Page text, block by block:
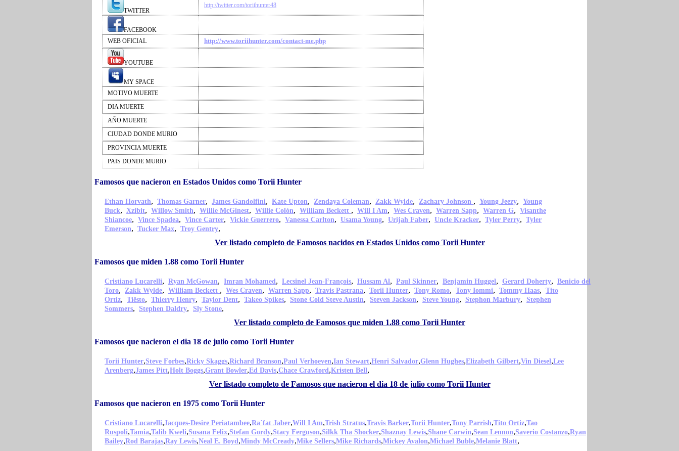
TWITTER
http://twitter.com/toriihunter48
FACEBOOK
WEB OFICIAL
http://www.toriihunter.com/contact-me.php
YOUTUBE
MY SPACE
MOTIVO MUERTE
DIA MUERTE
AÑO MUERTE
CIUDAD DONDE MURIO
PROVINCIA MUERTE
PAIS DONDE MURIO
Famosos que nacieron en Estados Unidos como Torii Hunter
Ethan Horvath, Thomas Garner, James Gandolfini, Kate Upton, Zendaya Coleman, Zakk Wylde, Zachary Johnson , Young Jeezy, Young
Buck, Xzibit, Willow Smith, Willie McGinest, Willie Colón, William Beckett , Will I Am, Wes Craven, Warren Sapp, Warren G, Visanthe
Shiancoe, Vince Spadea, Vince Carter, Vickie Guerrero, Vanessa Carlton, Usama Young, Urijah Faber, Uncle Kracker, Tyler Perry, Tyler
Emerson, Tucker Max, Troy Gentry,
Ver listado completo de Famosos nacidos en Estados Unidos como Torii Hunter
Famosos que miden 1.88 como Torii Hunter
Cristiano Lucarelli, Ryan McGowan, Imran Mohamed, Lecsinel Jean-François, Hussam Al, Paul Skinner, Benjamin Huggel, Gerard Doherty, Benicio del
Toro, Zakk Wylde, William Beckett , Wes Craven, Warren Sapp, Travis Pastrana, Torii Hunter, Tony Romo, Tony Iommi, Tommy Haas, Tito
Ortiz, Tiësto, Thierry Henry, Taylor Dent, Takeo Spikes, Stone Cold Steve Austin, Steven Jackson, Steve Young, Stephon Marbury, Stephen
Sommers, Stephen Daldry, Sly Stone,
Ver listado completo de Famosos que miden 1.88 como Torii Hunter
Famosos que nacieron el dia 18 de julio como Torii Hunter
Torii Hunter,Steve Forbes,Ricky Skaggs,Richard Branson,Paul Verhoeven,Ian Stewart,Henri Salvador,Glenn Hughes,Elizabeth Gilbert,Vin Diesel,Lee
Arenberg,James Pitt,Holt Boggs,Grant Bowler,Ed Davis,Chace Crawford,Kristen Bell,
Ver listado completo de Famosos que nacieron el dia 18 de julio como Torii Hunter
Famosos que nacieron en 1975 como Torii Hunter
Cristiano Lucarelli,Jacques-Desire Periatambee,Ra´fat Jaber,Will I Am,Trish Stratus,Travis Barker,Torii Hunter,Tony Parrish,Tito Ortiz,Tao
Ruspoli,Tamia,Talib Kweli,Susana Felix,Stefan Gordy,Stacy Ferguson,Silkk Tha Shocker,Shaznay Lewis,Shane Carwin,Sean Lennon,Saverio Costanzo,Ryan
Bailey,Rod Barajas,Ray Lewis,Neal E. Boyd,Mindy McCready,Mike Sellers,Mike Richards,Mickey Avalon,Michael Buble,Melanie Blatt,